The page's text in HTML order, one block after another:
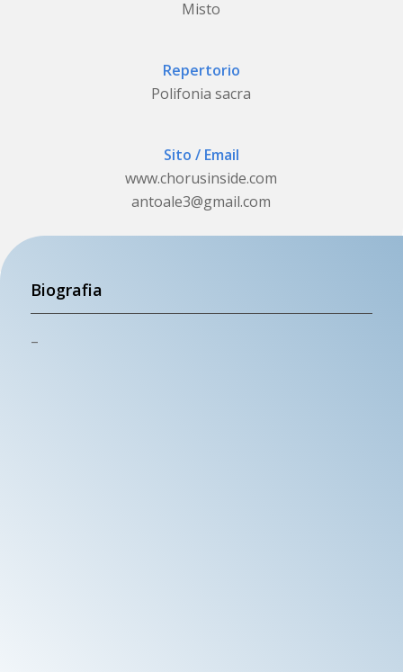
Misto
Repertorio
Polifonia sacra
Sito / Email
www.chorusinside.com
antoale3@gmail.com
Biografia
–